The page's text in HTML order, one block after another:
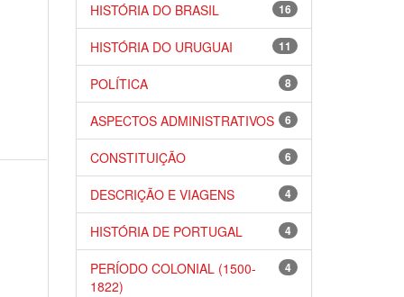
16
HISTÓRIA DO BRASIL
11
HISTÓRIA DO URUGUAI
8
POLÍTICA
6
ASPECTOS ADMINISTRATIVOS
6
CONSTITUIÇÃO
4
DESCRIÇÃO E VIAGENS
4
HISTÓRIA DE PORTUGAL
4
PERÍODO COLONIAL (1500-
1822)